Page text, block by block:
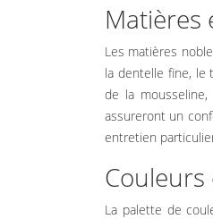
Matières
Les matières
la dentelle fine, le
de la
assureront un
entretien
La palette de